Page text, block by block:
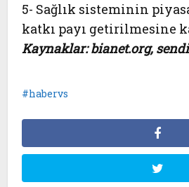
5- Sağlık sisteminin
katkı payı getirilmesine
Kaynaklar: bianet.org,
habervs